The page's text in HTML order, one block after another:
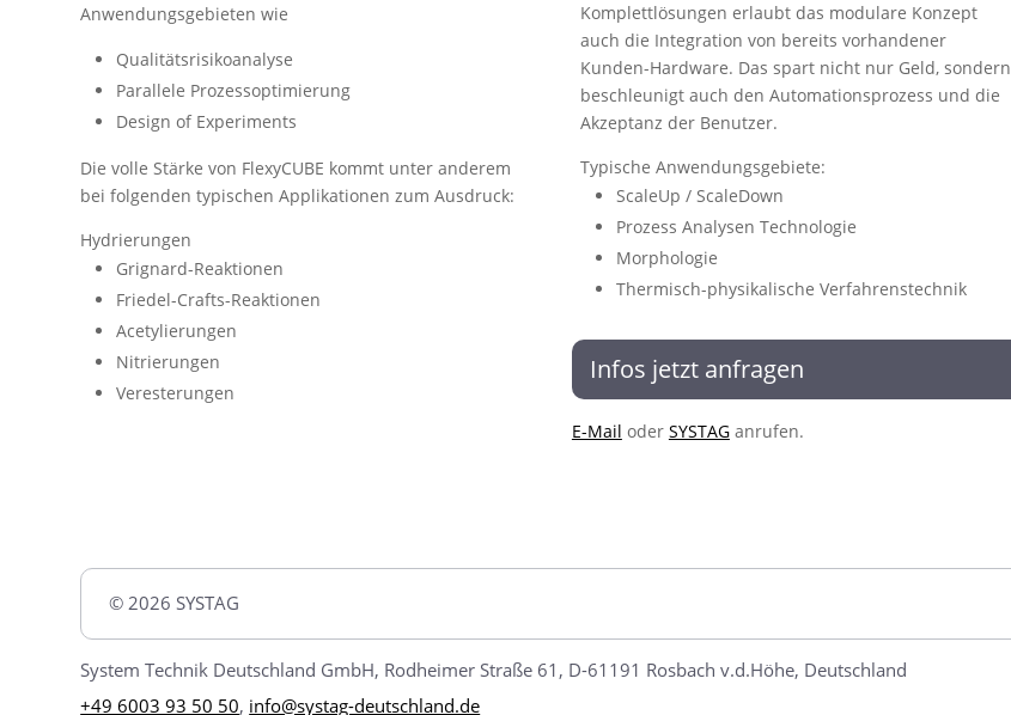
Anwendungsgebieten wie
Qualitätsrisikoanalyse
Parallele Prozessoptimierung
Design of Experiments
Die volle Stärke von FlexyCUBE kommt unter anderem
bei folgenden typischen Applikationen zum Ausdruck:
Hydrierungen
Grignard-Reaktionen
Friedel-Crafts-Reaktionen
Acetylierungen
Nitrierungen
Veresterungen
Komplettlösungen erlaubt das modulare Konzept
auch die Integration von bereits vorhandener
Kunden-Hardware. Das spart nicht nur Geld, sondern
beschleunigt auch den Automationsprozess und die
Akzeptanz der Benutzer.
Typische Anwendungsgebiete:
ScaleUp / ScaleDown
Prozess Analysen Technologie
Morphologie
Thermisch-physikalische Verfahrenstechnik
Infos jetzt anfragen
E-Mail oder SYSTAGanrufen.
© 2026 SYSTAG
System Technik Deutschland GmbH, Rodheimer Straße 61, D-61191 Rosbach v.d.Höhe, Deutschland
+49 6003 93 50 50, info@systag-deutschland.de